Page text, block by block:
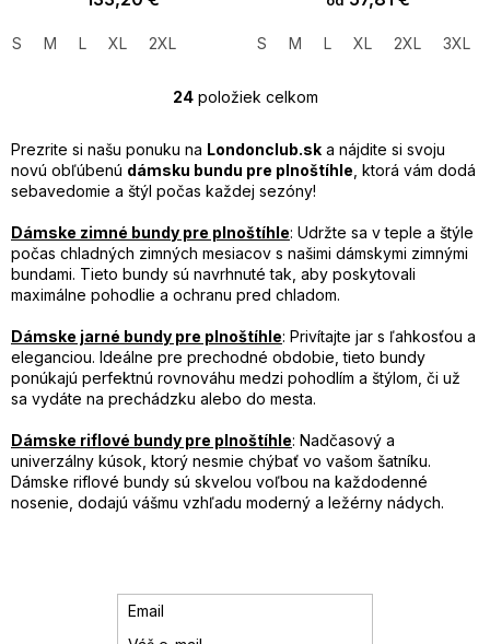
S M L XL 2XL S M L XL 2XL 3XL
O
l
á
d
c
i
e
p
v
k
y
v
p
s
u
24položiek celkom
Prezrite si našu ponuku na Londonclub.sk a nájdite si svoju
novú obľúbenú dámsku bundu pre plnoštíhle , ktorá vám dodá
sebavedomie a štýl počas každej sezóny!
Dámske zimné bundy pre plnoštíhle: Udržte sa v teple a štýle
počas chladných zimných mesiacov s našimi dámskymi zimnými
bundami. Tieto bundy sú navrhnuté tak, aby poskytovali
maximálne pohodlie a ochranu pred chladom.
Dámske jarné bundy pre plnoštíhle: Privítajte jar s ľahkosťou a
eleganciou. Ideálne pre prechodné obdobie, tieto bundy
ponúkajú perfektnú rovnováhu medzi pohodlím a štýlom, či už
sa vydáte na prechádzku alebo do mesta.
Dámske riflové bundy pre plnoštíhle: Nadčasový a
univerzálny kúsok, ktorý nesmie chýbať vo vašom šatníku.
Dámske riflové bundy sú skvelou voľbou na každodenné
nosenie, dodajú vášmu vzhľadu moderný a ležérny nádych.
Email